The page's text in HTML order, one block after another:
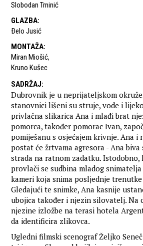
Slobodan Trninić
GLAZBA:
Ðelo Jusić
MONTAŽA:
Miran Miošić,
Kruno Kušec
SADRŽAJ:
Dubrovnik je u neprijateljskom
stanovnici lišeni su struje, vode i
privlačna slikarica Ana i mlađi brat
pomorca, također pomorac Ivan,
pomiješanu s osjećajem krivnje. Ana i
postat će žrtvama agresora - Ana
strada na ratnom zadatku.
provlači se sudbina mladog snimatelja
kameri koja snima posljednje
Gledajući te snimke, Ana kasnije
ubojica također i njezin silovatelj. Na
njezine izložbe na terasi hotela
da identificira zlikovca.
Ugledni filmski scenograf Željko